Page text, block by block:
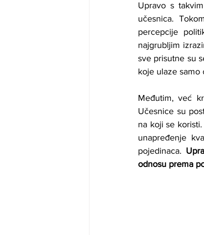
Upravo s
učesnica.
percepcije
najgrubljim
sve prisutne su
koje ulaze samo
Međutim, već
Učesnice su
na koji se
unapređenje
pojedinaca.
odnosu prema